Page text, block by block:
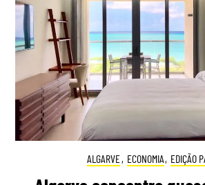
ALGARVE, ECONOMIA, EDIÇÃO